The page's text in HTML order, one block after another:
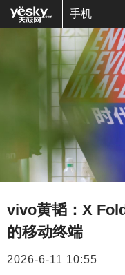
手机
vivo黄韬：X
的移动终端
2026-6-11 10:55